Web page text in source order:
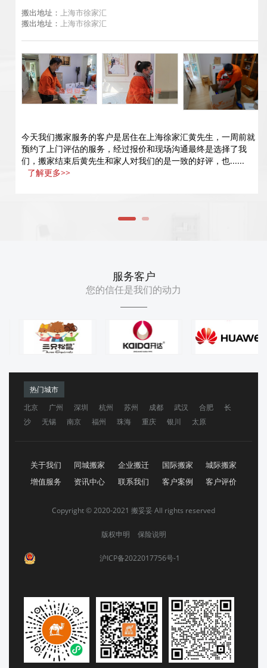
搬出地址： 上海市徐家汇
搬出地址： 上海市徐家汇
今天我们搬家服务的客户是居住在上海徐家汇黄先生，一周前就
预约了上门评估的服务，经过报价和现场沟通最终是选择了我
们，搬家结束后黄先生和家人对我们的是一致的好评，也......
了解更多>>
服务客户
您的信任是我们的动力
热门城市
北京
广州 深圳 杭州 苏州 成都 武汉 合肥
长
沙
无锡 南京 福州 珠海 重庆 银川 太原
关于我们 同城搬家 企业搬迁 国际搬家
城际搬家
增值服务
资讯中心 联系我们 客户案例 客户评价
Copyright © 2020-2021 搬妥妥 All rights reserved
版权申明 保险说明
沪ICP备2022017756号-1